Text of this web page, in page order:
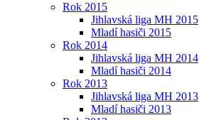
Rok 2015
Jihlavská liga MH 2015
Mladí hasiči 2015
Rok 2014
Jihlavská liga MH 2014
Mladí hasiči 2014
Rok 2013
Jihlavská liga MH 2013
Mladí hasiči 2013